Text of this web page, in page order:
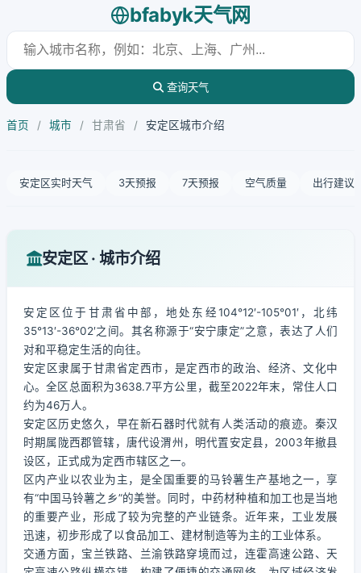
bfabyk天气网
查询天气
首页 / 城市 / 甘肃省 / 安定区城市介绍
安定区实时天气 3天预报 7天预报 空气质量 出行建议
安定区 · 城市介绍
安定区位于甘肃省中部，地处东经104°12′-105°01′，北纬
35°13′-36°02′之间。其名称源于“安宁康定”之意，表达了人们
对和平稳定生活的向往。
安定区隶属于甘肃省定西市，是定西市的政治、经济、文化中
心。全区总面积为3638.7平方公里，截至2022年末，常住人口
约为46万人。
安定区历史悠久，早在新石器时代就有人类活动的痕迹。秦汉
时期属陇西郡管辖，唐代设渭州，明代置安定县，2003年撤县
设区，正式成为定西市辖区之一。
区内产业以农业为主，是全国重要的马铃薯生产基地之一，享
有“中国马铃薯之乡”的美誉。同时，中药材种植和加工也是当地
的重要产业，形成了较为完整的产业链条。近年来，工业发展
迅速，初步形成了以食品加工、建材制造等为主的工业体系。
交通方面，宝兰铁路、兰渝铁路穿境而过，连霍高速公路、天